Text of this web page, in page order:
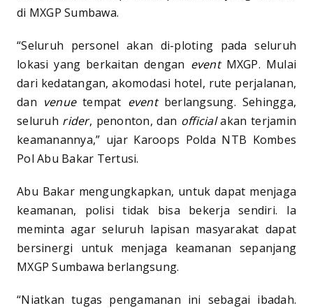
di MXGP Sumbawa.
“Seluruh personel akan di-ploting pada seluruh
lokasi yang berkaitan dengan eventMXGP. Mulai
dari kedatangan, akomodasi hotel, rute perjalanan,
dan venuetempat eventberlangsung. Sehingga,
seluruh rider, penonton, dan officialakan terjamin
keamanannya,” ujar Karoops Polda NTB Kombes
Pol Abu Bakar Tertusi.
Abu Bakar mengungkapkan, untuk dapat menjaga
keamanan, polisi tidak bisa bekerja sendiri. Ia
meminta agar seluruh lapisan masyarakat dapat
bersinergi untuk menjaga keamanan sepanjang
MXGP Sumbawa berlangsung.
“Niatkan tugas pengamanan ini sebagai ibadah.